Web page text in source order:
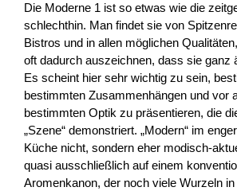
Die Moderne 1 ist so etwas wie die
schlechthin. Man findet sie von
Bistros und in allen möglichen
oft dadurch auszeichnen, dass sie ganz
Es scheint hier sehr wichtig zu sein,
bestimmten Zusammenhängen und vor
bestimmten Optik zu präsentieren, die
„Szene“ demonstriert. „Modern“ im
Küche nicht, sondern eher modisch-
quasi ausschließlich auf einem
Aromenkanon, der noch viele Wurzeln